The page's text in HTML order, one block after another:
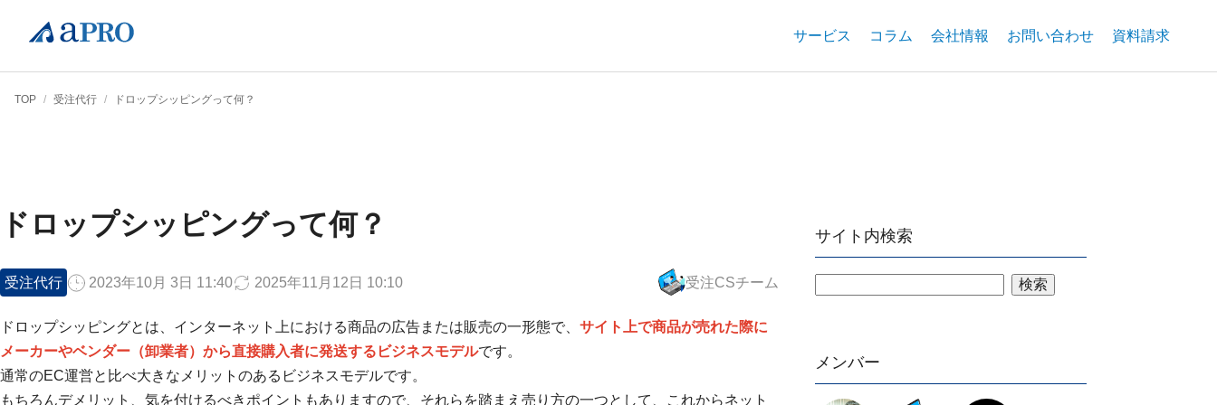
サービス コラム 会社情報 お問い合わせ 資料請求
TOP / 受注代行 / ドロップシッピングって何？
ドロップシッピングって何？
受注代行 2023年10月 3日 11:40 2025年11月12日 10:10 受注CSチーム
ドロップシッピングとは、インターネット上における商品の広告または販売の一形態で、 サイト上で商品が売れた際に
メーカーやベンダー（卸業者）から直接購入者に発送するビジネスモデルです。
通常のEC運営と比べ大きなメリットのあるビジネスモデルです。
もちろんデメリット、気を付けるべきポイントもありますので、それらを踏まえ売り方の一つとして、これからネット
サイト内検索
検索
メンバー